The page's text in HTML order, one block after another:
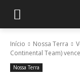
Início Nossa Terra
Continental Team)
Nossa Terra